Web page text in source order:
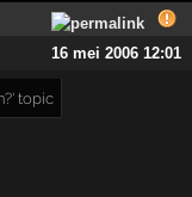
16 mei 2006 12:01
topic